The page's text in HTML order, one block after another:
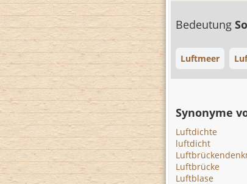
Bedeutung
Luftmeer
Synonyme
Luftdichte
luftdicht
Luftbrücke
Luftblase